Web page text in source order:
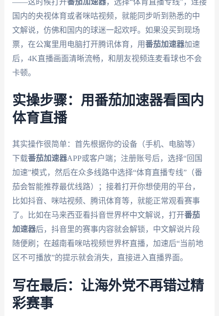
国内的央视体育或者咪咕视频，就能同步听到熟悉的中
文解说，仿佛和国内的球迷一起欢呼。如果没买到现场
票，在公寓里用电脑打开腾讯体育，用番茄加速器加速
后，4K直播画面清晰流畅，和朋友视频连麦看球也不会
卡顿。
实操步骤：用番茄加速器看国内
体育直播
其实操作很简单：首先根据你的设备（手机、电脑等）
下载番茄加速器APP或客户端；注册账号后，选择“回国
加速”模式，然后在众多线路中选择“体育直播专线”（番
茄会智能推荐最优线路）；接着打开你想使用的平台，
比如抖音、咪咕视频、腾讯体育等，就能正常观看赛事
了。比如在马来西亚看抖音世界杯中文解说，打开番茄
加速器后，抖音里的赛事内容就会解锁，中文解说片段
随便刷；在越南看咪咕视频世界杯直播，加速后“当前地
区不可播放”的提示就会消失，直接进入直播界面。
写在最后：让海外党不再错过精
彩赛事